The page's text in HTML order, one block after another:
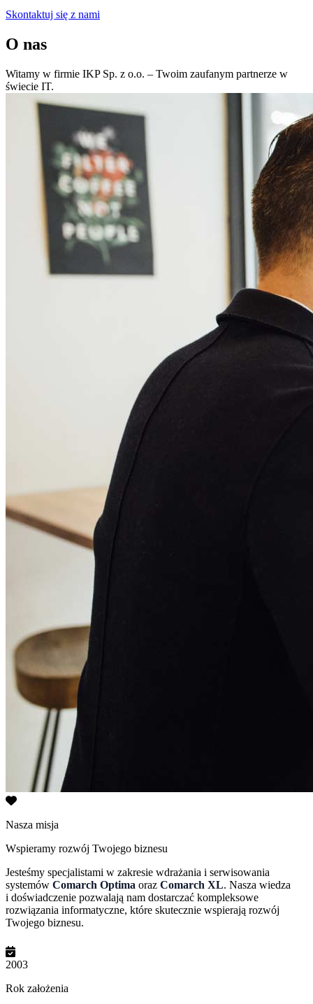
Skontaktuj się z nami
O nas
Witamy w firmie IKP Sp. z o.o. – Twoim zaufanym partnerze w
świecie IT.
Nasza misja
Wspieramy rozwój Twojego biznesu
Jesteśmy specjalistami w zakresie wdrażania i serwisowania
systemów Comarch Optima oraz Comarch XL. Nasza wiedza
i doświadczenie pozwalają nam dostarczać kompleksowe
rozwiązania informatyczne, które skutecznie wspierają rozwój
Twojego biznesu.
2003
Rok założenia